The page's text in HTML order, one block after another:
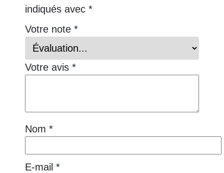
indiqués avec *
Votre note *
Votre avis *
Nom *
E-mail *